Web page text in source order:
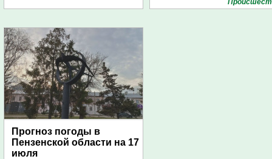
Прогноз погоды в
Пензенской области на 17
июля